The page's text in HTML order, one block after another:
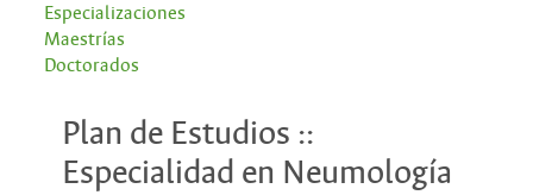
Especializaciones
Maestrías
Doctorados
Plan de Estudios ::
Especialidad en Neumología